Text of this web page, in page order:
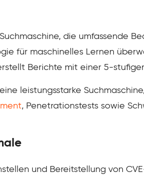
die umfassende
für maschinelles Lernen
Berichte mit einer 5-
leistungsstarke
, Penetrationstests sowie
und Bereitstellung von